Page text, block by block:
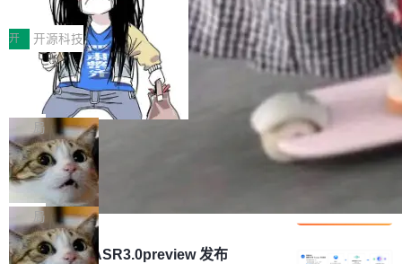
得住、用得稳、省得下、更安全！ 一、从现在开
始，Token使用一目...
q2Seq 和 DocAI 的共同发明人）以及 Oriol Vin
yals（Gemini 联合负责人，AlphaSta...
中文驱动的数字员工，自主理解需求、规划步
骤、编写代码。不挑模型、不挑平台，curl 一行
装完即用。 开源地址：Gitee · GitCode · GitHu
b 安装 支持 Java 8+（8~26）、macOS / Linu
x / Windows / Harmony PC。 # macOS / Linu
x / Harmony PC curl -fsSL https://solon.noea
r.org/solon...
价值潜能：华为云码道（CodeArts）
代码仓技术解析
一、代码仓深度理解技术的作用与价值 在软件工
程实践中，代码仓是企业核心知识资产的主要载
体。企业级代码仓库通常包含数十万乃至数百万
个文件，其规模远超单次模型调用可承载的上下
文窗口。随着项目规模的持续扩张与代码历史的
不断累积，代码仓中的模块关系、接口契约、业
务逻辑等关键信息往往分散于数十乃至数百个文
件之中，形成高度复杂的知识关联网络。传统的
代码检索手段（如关键词匹配、目录遍历）仅能
在语法层面完成文本定位，难以触及代码的语义
内涵与结构关联，导致开发者使用代码智能体在
理解大规模代码仓时面临显著"代码仓理解"瓶
开 开源科技
一条“删库”命令跑 17 小时，算法工程
师删光 89TB 数据只为干私活
最高人民检察院8月4日公布了一起案件：北京一
名90后算法工程师王某，为了给自己接的私活腾
服务器空间，删光了公司AI游戏部门的全部核心
数据。 王某2024年1月入职东城区某科技公司AI
短剧部门，有互联网大厂背景。在公司内部架构
调整期间，部门三次通知全员将数据从A集群迁
移到B集群，王某都回复了"收到"。 他没有迁移
数据。2024年9月3日下午4点，他使用此前登录
局
Cloudflare 分享推理优化实践：KV ca
che 量化 + 权重压缩，吞吐量提升 4
1%，成本降 30%
Kimi 和 GLM 是当前最强的大模型系列之一，但
它们有一个共同的问题：太吃显存了。月之暗面
的 Kimi K 系列和智谱的 GLM 都是长上下文、M
oE 架构的大模型，好用到让人上瘾，但 GPU 显
局
腾讯混元 Hy ASR3.0preview 发布